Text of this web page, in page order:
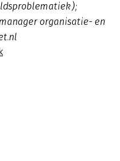
organisatie- en